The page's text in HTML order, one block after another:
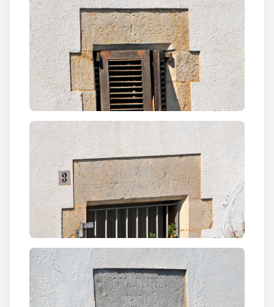
blanc amb un sòcol d'un metre d'arrebossat
granulat de color vermellós. A la part del darrere hi
ha una ampliació en la que totes les obertures són
simples.